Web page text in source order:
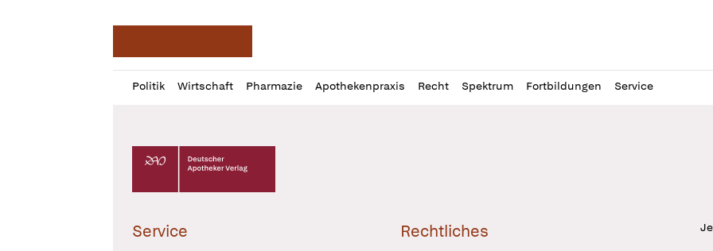
Politik Wirtschaft Pharmazie Apothekenpraxis Recht Spektrum Fortbildungen Service
Profil
öffnen
Daz
Pur
Deutscher Apotheker Verlag Logo
Service Rechtliches